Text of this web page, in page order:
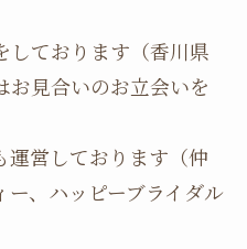
ております（香川県
お見合いのお立会いを
営しております（仲
、ハッピーブライダル